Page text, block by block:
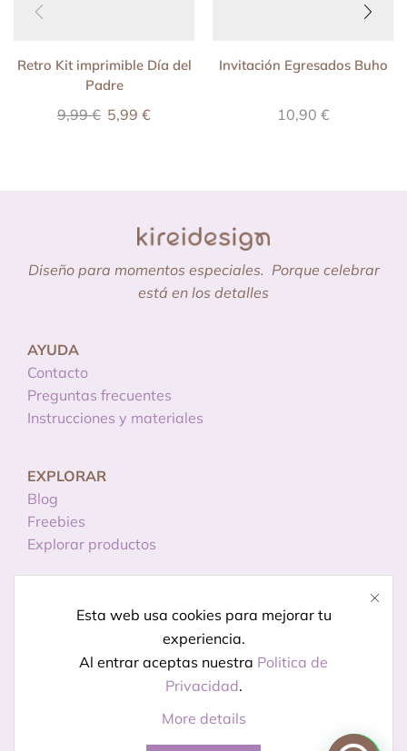
Retro Kit imprimible Día del
Padre
9,99€ 5,99 €
Invitación Egresados Buho
10,90 €
Esta web usa cookies para mejorar tu
experiencia.
Al entrar aceptas nuestra Politica de
Privacidad.
More details
Diseño para momentos especiales. Porque celebrar
está en los detalles
AYUDA
Contacto
Preguntas frecuentes
Instrucciones y materiales
EXPLORAR
Blog
Freebies
Explorar productos
Licencias de uso
Política de privacidad
Aviso legal